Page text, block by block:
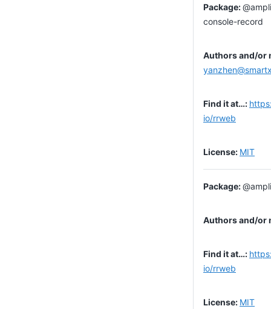
console-record
io/rrweb
MIT
io/rrweb
MIT